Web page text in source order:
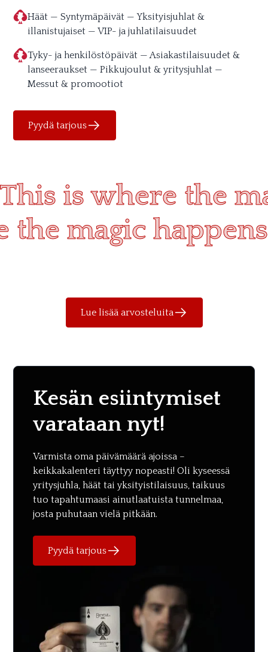
Häät — Syntymäpäivät — Yksityisjuhlat &
illanistujaiset — VIP- ja juhlatilaisuudet
Tyky- ja henkilöstöpäivät — Asiakastilaisuudet &
lanseeraukset — Pikkujoulut & yritysjuhlat —
Messut & promootiot
Pyydä tarjous
This is where the
the magic happens
Lue lisää arvosteluita
Kesän esiintymiset
varataan nyt!
Varmista oma päivämäärä ajoissa –
keikkakalenteri täyttyy nopeasti! Oli kyseessä
yritysjuhla, häät tai yksityistilaisuus, taikuus
tuo tapahtumaasi ainutlaatuista tunnelmaa,
josta puhutaan vielä pitkään.
Pyydä tarjous